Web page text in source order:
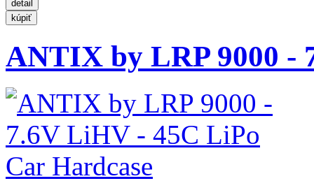
ANTIX by LRP 9000 -